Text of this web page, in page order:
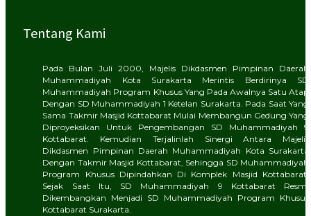
Tentang Kami
Pada Bulan Juli 2000, Majelis Dikdasmen Pimpinan Daerah
Muhammadiyah Kota Surakarta Merintis Berdirinya SD
Muhammadiyah Program Khusus Yang Pada Awalnya Satu Atap
Dengan SD Muhammadiyah 1 Ketelan Surakarta. Pada Saat Yang
Sama Takmir Masjid Kottabarat Mulai Membangun Gedung Yang
Diproyeksikan Untuk Pengembangan SD Muhammadiyah 9
Kottabarat. Kemudian Terjalinlah Sinergi Antara Majelis
Dikdasmen Pimpinan Daerah Muhammadiyah Kota Surakarta
Dengan Takmir Masjid Kottabarat, Sehingga SD Muhammadiyah
Program Khusus Dipindahkan Di Komplek Masjid Kottabarat.
Sejak Saat Itu, SD Muhammadiyah 9 Kottabarat Resmi
Dikembangkan Menjadi SD Muhammadiyah Program Khusus
Kottabarat Surakarta.